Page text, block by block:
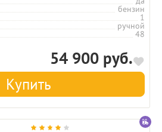
бензин
1
ручной
48
54 900 руб.
Купить